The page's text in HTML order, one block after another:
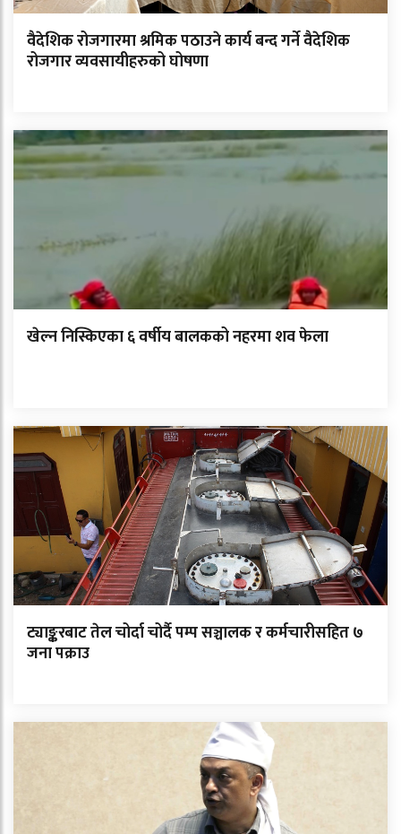
वैदेशिक रोजगारमा श्रमिक पठाउने कार्य बन्द गर्ने वैदेशिक
रोजगार व्यवसायीहरुको घोषणा
खेल्न निस्किएका ६ वर्षीय बालकको नहरमा शव फेला
ट्याङ्करबाट तेल चोर्दा चोर्दै पम्प सञ्चालक र कर्मचारीसहित ७
जना पक्राउ